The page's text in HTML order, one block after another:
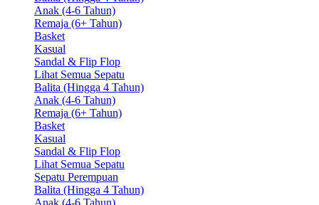
Anak (4-6 Tahun)
Remaja (6+ Tahun)
Basket
Kasual
Sandal & Flip Flop
Lihat Semua Sepatu
Balita (Hingga 4 Tahun)
Anak (4-6 Tahun)
Remaja (6+ Tahun)
Basket
Kasual
Sandal & Flip Flop
Lihat Semua Sepatu
Sepatu Perempuan
Balita (Hingga 4 Tahun)
Anak (4-6 Tahun)